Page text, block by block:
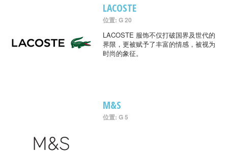
LACOSTE
位置: G 20
LACOSTE 服饰不仅打破国界及世代的
界限，更被赋予了丰富的情感，被视为
时尚的象征。
M&S
位置: G 5